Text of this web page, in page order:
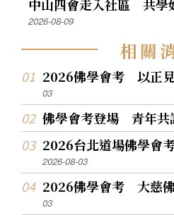
中山四會走入社區 共學
2026-08-09
相關
2026佛學會考 以正
03
佛學會考登場 青年共
2026台北道場佛學會
2026-08-03
2026佛學會考 大慈
03